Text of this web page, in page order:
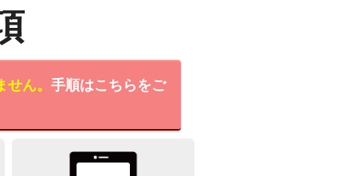
ん。 手順はこちらをご